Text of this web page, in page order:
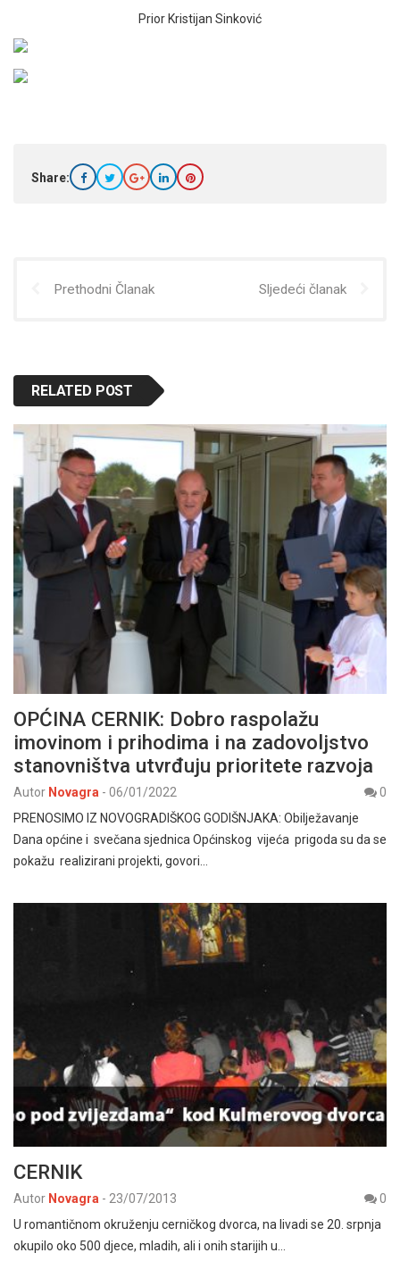
Prior Kristijan Sinković
Share:
Prethodni Članak Sljedeći članak
RELATED POST
OPĆINA CERNIK: Dobro raspolažu
imovinom i prihodima i na zadovoljstvo
stanovništva utvrđuju prioritete razvoja
Autor Novagra - 06/01/2022
0
PRENOSIMO IZ NOVOGRADIŠKOG GODIŠNJAKA: Obilježavanje
Dana općine i svečana sjednica Općinskog vijeća prigoda su da se
pokažu realizirani projekti, govori…
CERNIK
Autor Novagra - 23/07/2013
0
U romantičnom okruženju cerničkog dvorca, na livadi se 20. srpnja
okupilo oko 500 djece, mladih, ali i onih starijih u…